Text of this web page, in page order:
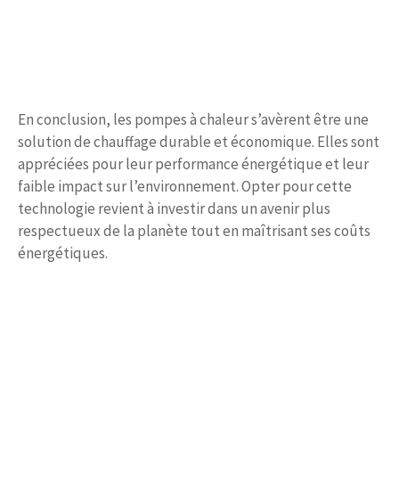
En conclusion, les pompes à chaleur s’avèrent être une
solution de chauffage durable et économique. Elles sont
appréciées pour leur performance énergétique et leur
faible impact sur l’environnement. Opter pour cette
technologie revient à investir dans un avenir plus
respectueux de la planète tout en maîtrisant ses coûts
énergétiques.